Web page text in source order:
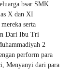
bsar SMK
X dan XI
serta
Dari Ibu Tri
2
perform para
Menyanyi dari para